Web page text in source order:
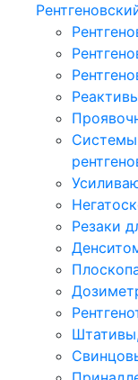
Резаки